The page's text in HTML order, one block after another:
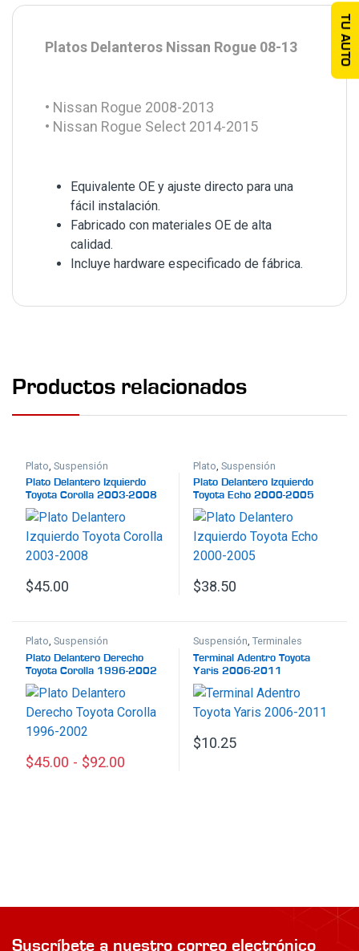
Platos Delanteros Nissan Rogue 08-13
• Nissan Rogue 2008-2013
• Nissan Rogue Select 2014-2015
Equivalente OE y ajuste directo para una
fácil instalación.
Fabricado con materiales OE de alta
calidad.
Incluye hardware especificado de fábrica.
Productos relacionados
Plato ,Suspensión
Plato Delantero Izquierdo
Toyota Corolla 2003-2008
$45.00
Plato ,Suspensión
Plato Delantero Izquierdo
Toyota Echo 2000-2005
$38.50
Plato,Suspensión
Plato Delantero Derecho
Toyota Corolla 1996-2002
$45.00 - $92.00
Suspensión,Terminales
Terminal Adentro Toyota
Yaris 2006-2011
$10.25
Suscríbete a nuestro correo electrónico
TU AUTO